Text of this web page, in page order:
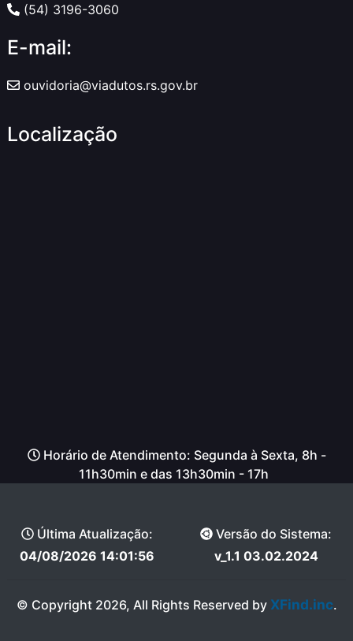
(54) 3196-3060
E-mail:
ouvidoria@viadutos.rs.gov.br
Localização
Horário de Atendimento: Segunda à Sexta, 8h -
11h30min e das 13h30min - 17h
Última Atualização:
04/08/2026 14:01:56
Versão do Sistema:
v_1.1 03.02.2024
© Copyright 2026, All Rights Reserved by XFind.inc.